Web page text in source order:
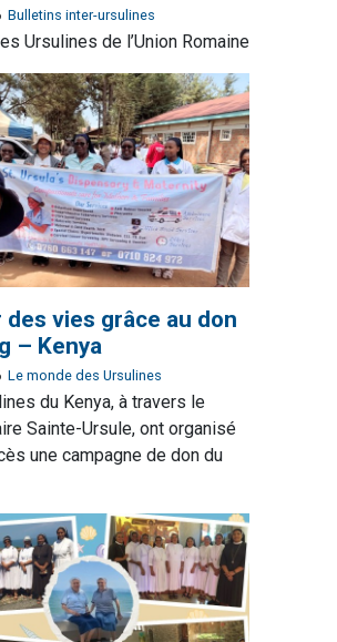
Bulletins inter-ursulines
Ursulines de l’Union Romaine
des vies grâce au don
– Kenya
Le monde des Ursulines
du Kenya, à travers le
Sainte-Ursule, ont organisé
une campagne de don du